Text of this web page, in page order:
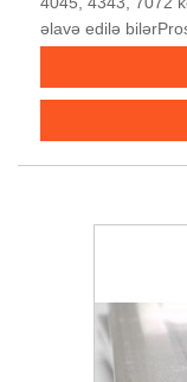
əlavə edilə